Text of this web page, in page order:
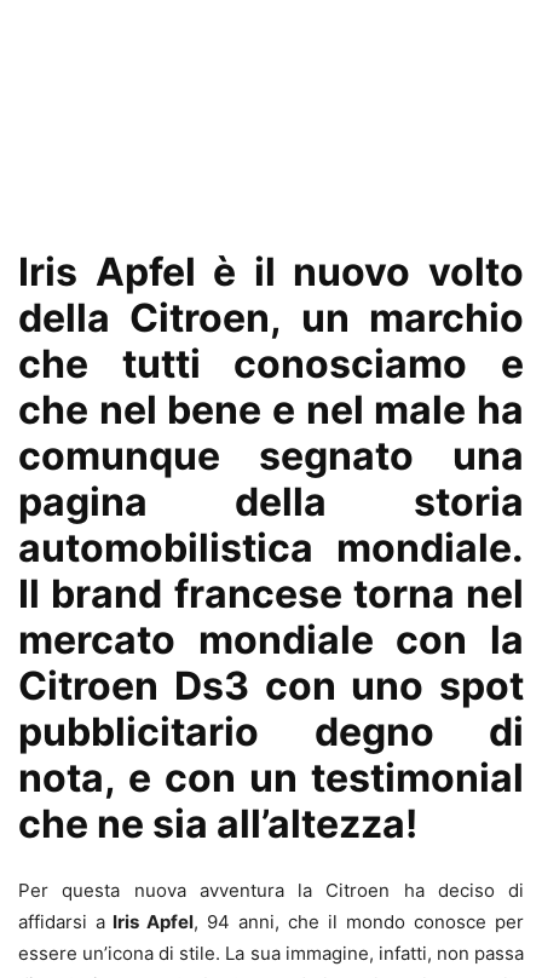
Iris Apfel è il nuovo volto
della Citroen, un marchio
che tutti conosciamo e
che nel bene e nel male ha
comunque segnato una
pagina della storia
automobilistica mondiale.
Il brand francese torna nel
mercato mondiale con la
Citroen Ds3 con uno spot
pubblicitario degno di
nota, e con un testimonial
che ne sia all’altezza!
Per questa nuova avventura la Citroen ha deciso di
affidarsi a Iris Apfel, 94 anni, che il mondo conosce per
essere un’icona di stile. La sua immagine, infatti, non passa